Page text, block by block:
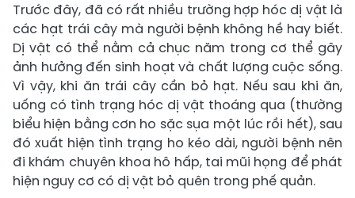
Trước đây, đã có rất nhiều trường hợp hóc dị vật là
các hạt trái cây mà người bệnh không hề hay biết.
Dị vật có thể nằm cả chục năm trong cơ thể gây
ảnh hưởng đến sinh hoạt và chất lượng cuộc sống.
Vì vậy, khi ăn trái cây cần bỏ hạt. Nếu sau khi ăn,
uống có tình trạng hóc dị vật thoáng qua (thường
biểu hiện bằng cơn ho sặc sụa một lúc rồi hết), sau
đó xuất hiện tình trạng ho kéo dài, người bệnh nên
đi khám chuyên khoa hô hấp, tai mũi họng để phát
hiện nguy cơ có dị vật bỏ quên trong phế quản.